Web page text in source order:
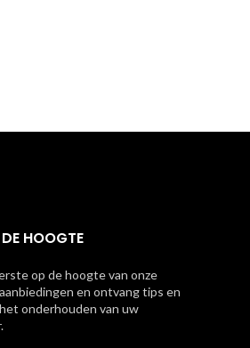
HOOGTE
op de hoogte van onze
en ontvang tips en
onderhouden van uw